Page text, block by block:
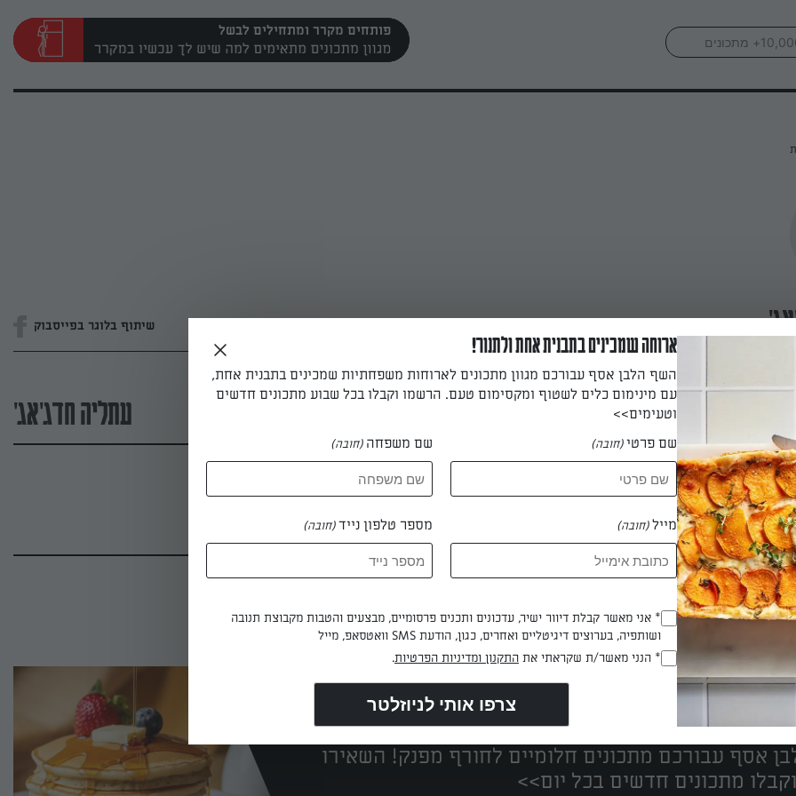
פותחים מקרר ומתחילים לבשל
שיתוף בלוגר בפייסבוק
עתליה חדג'אג'
עתליה חדג'אג'
הכי טעימים במקום אחד!
אסף עבורכם מתכונים חלומיים לחורף מפנק! השאירו
מתכונים חדשים בכל יום>>
ארוחה שמכינים בתבנית אחת ולתנור!
השף הלבן אסף עבורכם מגוון מתכונים לארוחות משפחתיות שמכינים בתבנית אחת,
עם מינימום כלים לשטוף ומקסימום טעם. הרשמו וקבלו בכל שבוע מתכונים חדשים
וטעימים>>
שם פרטי(חובה) שם משפחה (חובה)
מייל(חובה) מספר טלפון נייד(חובה)
(חובה)
* אני מאשר קבלת דיוור ישיר, עדכונים ותכנים פרסומיים, מבצעים והטבות מקבוצת תנובה
ושותפיה, בערוצים דיגיטליים ואחרים, כגון, הודעת SMS וואטסאפ, מייל
(חובה)
* הנני מאשר/ת שקראתי את התקנון ומדיניות הפרטיות.